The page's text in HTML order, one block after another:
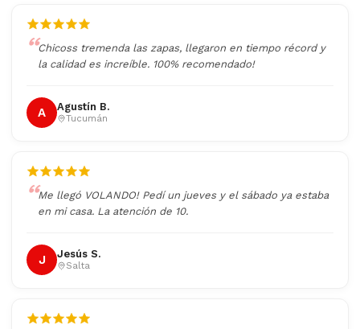
Chicoss tremenda las zapas, llegaron en tiempo récord y
la calidad es increíble. 100% recomendado!
A Agustín B.
Tucumán
Me llegó VOLANDO! Pedí un jueves y el sábado ya estaba
en mi casa. La atención de 10.
J Jesús S.
Salta